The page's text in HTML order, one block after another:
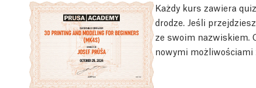
Każdy kurs zawiera
drodze. Jeśli
ze swoim nazwiskiem.
nowymi możliwościami